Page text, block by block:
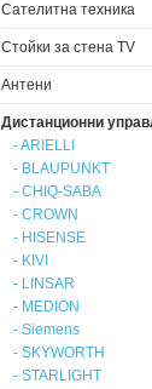
Сателитна техника
Стойки за стена ТV
Антени
Дистанционни
- ARIELLI
- BLAUPUNKT
- CHIQ-SABA
- CROWN
- HISENSE
- KIVI
- LINSAR
- MEDION
- Siemens
- SKYWORTH
- STARLIGHT